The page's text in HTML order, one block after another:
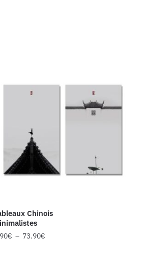
Chinois
€ – 73.90€